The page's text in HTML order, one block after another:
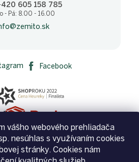
vášho webového prehliadača
nesúhlas s využívaním cookies
stránky. Cookies nám
605 158 785
- Pá: 8.00 - 16.00
Facebook